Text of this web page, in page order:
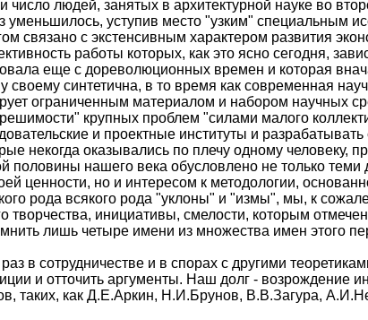
людей, занятых в архитектурной науке во
уменьшилось, уступив место "узким" специальным
связано с экстенсивным характером развития
работы которых, как это ясно сегодня,
еще с дореволюционных времен и которая
синтетична, в то время как современная
ограниченным материалом и набором научных
крупных проблем "силами малого
и проектные институты и
некогда оказывались по плечу одному человеку,
половины нашего века обусловлено не только
ценности, но и интересом к методологии,
рода всякого рода "уклоны" и "измы", мы, к
творчества, инициативы, смелости, которым
лишь четыре имени из множества имен этого
в сотрудничестве и в спорах с другими
и отточить аргументы. Наш долг - возрождение
таких, как Д.Е.Аркин, Н.И.Брунов, В.В.Загура,